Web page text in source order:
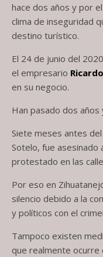
hace dos años y por
clima de inseguridad
destino turístico.
El 24 de junio del
el empresario
en su negocio.
Han pasado dos años
Siete meses antes
Sotelo, fue asesinado
protestado en las
Por eso en
silencio debido a la
y políticos con el
Tampoco existen
que realmente